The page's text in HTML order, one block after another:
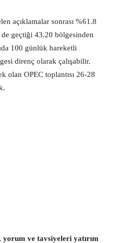
açıklamalar sonrası %61.8
geçtiği 43.20 bölgesinden
100 günlük hareketli
direnç olarak çalışabilir.
olan OPEC toplantısı 26-28
ve tavsiyeleri yatırım